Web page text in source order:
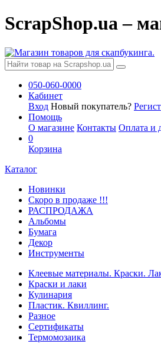
ScrapShop.ua –
050-060-0000
Кабинет
Вход Новый покупатель?
Помощь
О магазине Контакты Оплата и
0
Корзина
Каталог
Новинки
Скоро в продаже !!!
РАСПРОДАЖА
Альбомы
Бумага
Декор
Инструменты
Клеевые материалы. Краски.
Краски и лаки
Кулинария
Пластик. Квиллинг.
Разное
Сертификаты
Термомозаика